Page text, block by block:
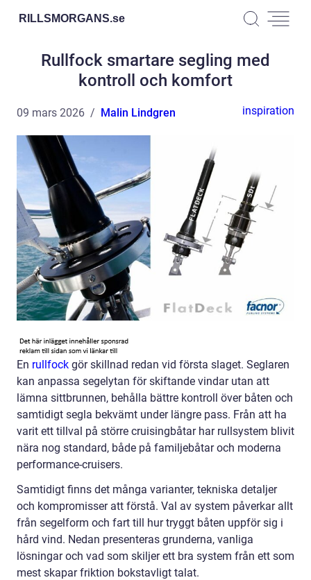
RILLSMORGANS.se
Rullfock smartare segling med
kontroll och komfort
09 mars 2026 Malin Lindgren inspiration
En rullfock gör skillnad redan vid första slaget. Seglaren
kan anpassa segelytan för skiftande vindar utan att
lämna sittbrunnen, behålla bättre kontroll över båten och
samtidigt segla bekvämt under längre pass. Från att ha
varit ett tillval på större cruisingbåtar har rullsystem blivit
nära nog standard, både på familjebåtar och moderna
performance-cruisers.
Samtidigt finns det många varianter, tekniska detaljer
och kompromisser att förstå. Val av system påverkar allt
från segelform och fart till hur tryggt båten uppför sig i
hård vind. Nedan presenteras grunderna, vanliga
lösningar och vad som skiljer ett bra system från ett som
mest skapar friktion bokstavligt talat.